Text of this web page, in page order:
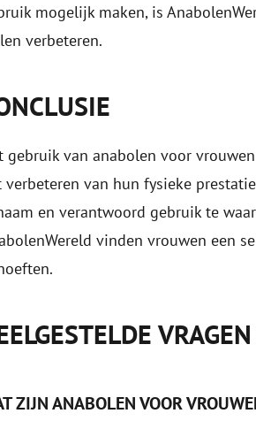
mogelijk maken, is
verbeteren.
gebruik van anabolen voor
verbeteren van hun fysieke
en verantwoord gebruik te
vinden vrouwen een
ZIJN ANABOLEN VOOR